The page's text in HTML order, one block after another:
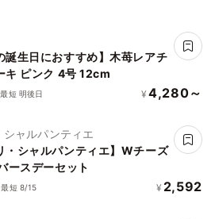
誕生日におすすめ】木苺レアチ
キ ピンク 4号 12cm
最短 明後日 ¥ 4,280～
シャルパンティエ
・シャルパンティエ】Wチーズ
ースデーセット
最短 8/15 ¥ 2,592